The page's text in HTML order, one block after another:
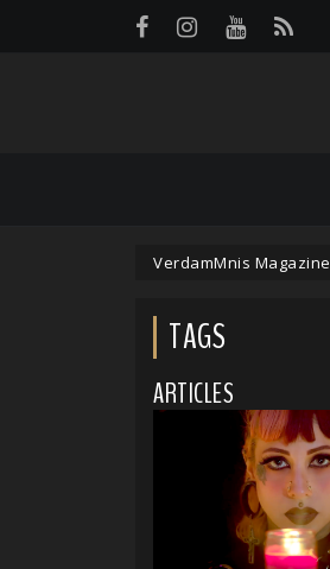
VerdamMnis Magazine
TAGS
ARTICLES
Panneau de gestion des cookies